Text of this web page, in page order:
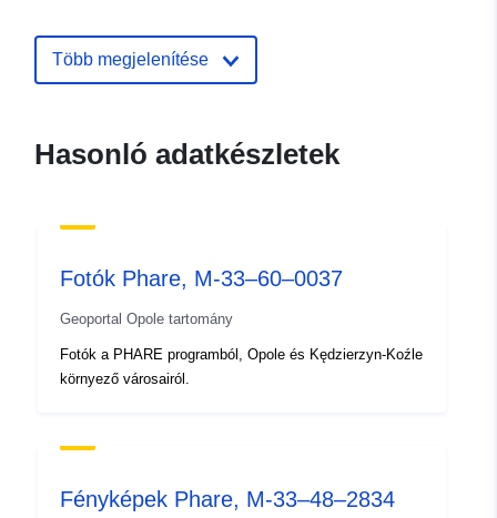
50.7136 ], [ 18.0173,
Típus: Polygon
Térbeli erőforrás:
Megfelel a
1995-1997 o rozdzielczości
Több megjelenítése
Hasonló adatkészletek
Fotók Phare, M-33–60–0037
Geoportal Opole tartomány
Fotók a PHARE programból, Opole és Kędzierzyn-Koźle
környező városairól.
Fényképek Phare, M-33–48–2834